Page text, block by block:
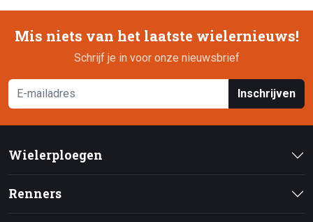
Mis niets van het laatste wielernieuws!
Schrijf je in voor onze nieuwsbrief
Inschrijven
Wielerploegen
Renners